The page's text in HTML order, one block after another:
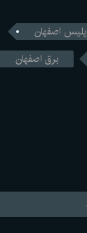
پلیس اصفهان
برق اصفهان